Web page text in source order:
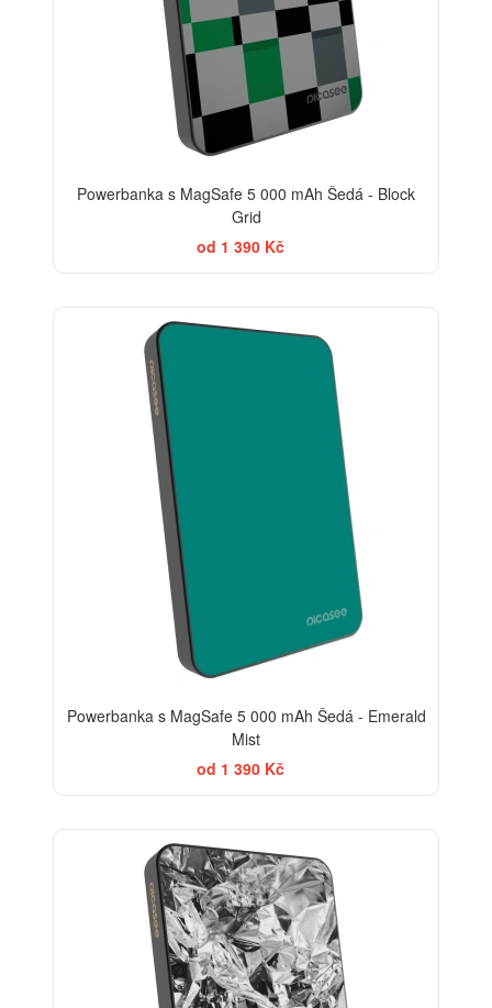
Powerbanka s MagSafe 5 000 mAh Šedá - Block
Grid
od 1 390 Kč
Powerbanka s MagSafe 5 000 mAh Šedá - Emerald
Mist
od 1 390 Kč